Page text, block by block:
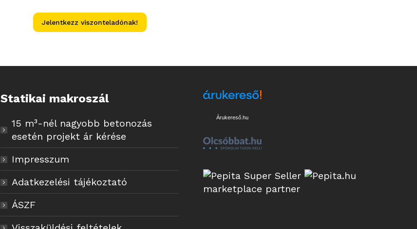
Jelentkezz viszonteladónak!
Statikai makroszál
15 m³-nél nagyobb betonozás
esetén projekt ár kérése
Impresszum
Adatkezelési tájékoztató
ÁSZF
Árukereső.hu
marketplace partner